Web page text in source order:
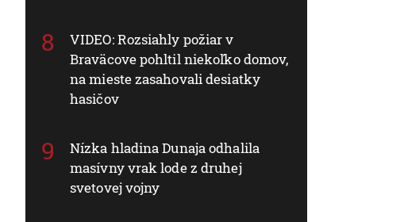
VIDEO: Rozsiahly požiar v
Braväcove pohltil niekoľko domov,
na mieste zasahovali desiatky
hasičov
Nízka hladina Dunaja odhalila
masívny vrak lode z druhej
svetovej vojny